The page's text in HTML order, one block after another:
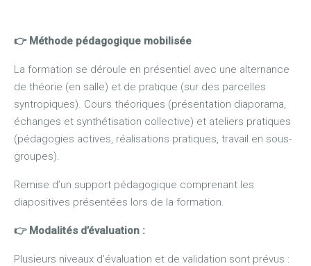
👉 Méthode pédagogique mobilisée
La formation se déroule en présentiel avec une alternance
de théorie (en salle) et de pratique (sur des parcelles
syntropiques). Cours théoriques (présentation diaporama,
échanges et synthétisation collective) et ateliers pratiques
(pédagogies actives, réalisations pratiques, travail en sous-
groupes).
Remise d’un support pédagogique comprenant les
diapositives présentées lors de la formation.
👉 Modalités d’évaluation :
Plusieurs niveaux d’évaluation et de validation sont prévus :